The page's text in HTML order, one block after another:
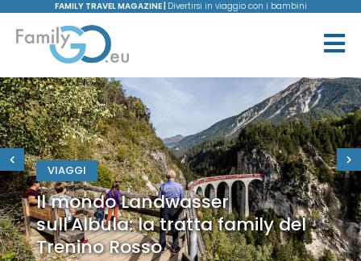
FAMILY TRAVEL MAGAZINE | Divertirsi in viaggio con i bambini
VIAGGI
Il mondo Landwasser
sull'Albula: la tratta family del
Trenino Rosso